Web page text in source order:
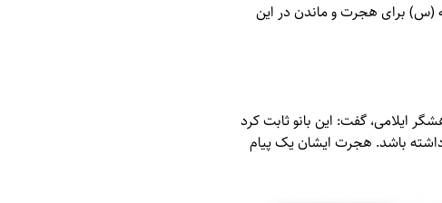
(س) برای هجرت و ماندن در این
ایلامی، گفت: این بانو ثابت کرد
داشته باشد. هجرت ایشان یک پیام